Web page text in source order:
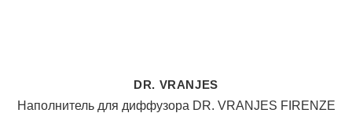
DR. VRANJES
Наполнитель для диффузора DR. VRANJES FIRENZE